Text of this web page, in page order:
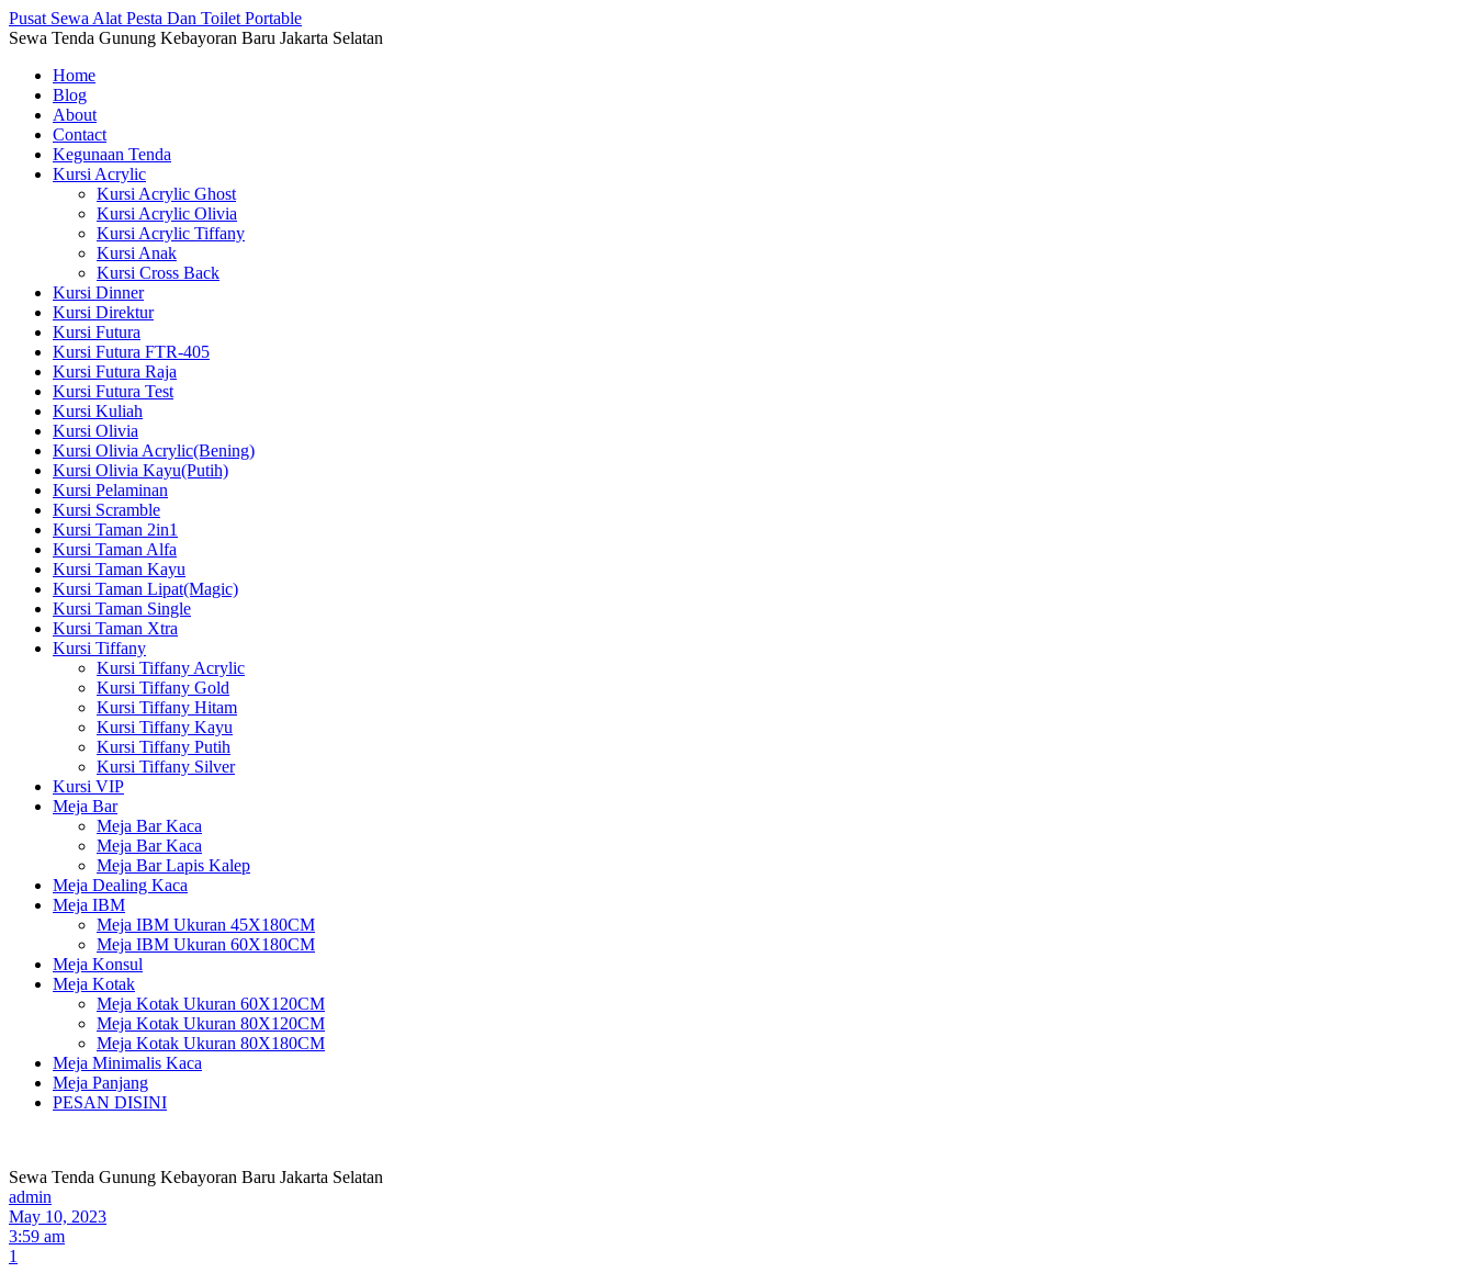
Pusat Sewa Alat Pesta Dan Toilet Portable
Sewa Tenda Gunung Kebayoran Baru Jakarta Selatan
Home
Blog
About
Contact
Kegunaan Tenda
Kursi Acrylic
Kursi Acrylic Ghost
Kursi Acrylic Olivia
Kursi Acrylic Tiffany
Kursi Anak
Kursi Cross Back
Kursi Dinner
Kursi Direktur
Kursi Futura
Kursi Futura FTR-405
Kursi Futura Raja
Kursi Futura Test
Kursi Kuliah
Kursi Olivia
Kursi Olivia Acrylic(Bening)
Kursi Olivia Kayu(Putih)
Kursi Pelaminan
Kursi Scramble
Kursi Taman 2in1
Kursi Taman Alfa
Kursi Taman Kayu
Kursi Taman Lipat(Magic)
Kursi Taman Single
Kursi Taman Xtra
Kursi Tiffany
Kursi Tiffany Acrylic
Kursi Tiffany Gold
Kursi Tiffany Hitam
Kursi Tiffany Kayu
Kursi Tiffany Putih
Kursi Tiffany Silver
Kursi VIP
Meja Bar
Meja Bar Kaca
Meja Bar Kaca
Meja Bar Lapis Kalep
Meja Dealing Kaca
Meja IBM
Meja IBM Ukuran 45X180CM
Meja IBM Ukuran 60X180CM
Meja Konsul
Meja Kotak
Meja Kotak Ukuran 60X120CM
Meja Kotak Ukuran 80X120CM
Meja Kotak Ukuran 80X180CM
Meja Minimalis Kaca
Meja Panjang
PESAN DISINI
Sewa Tenda Gunung Kebayoran Baru Jakarta Selatan
admin
May 10, 2023
3:59 am
1